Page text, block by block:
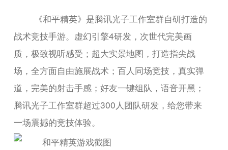
《和平精英》是腾讯光子工作室群自研打造的
战术竞技手游。虚幻引擎4研发，次世代完美画
质，极致视听感受；超大实景地图，打造指尖战
场，全方面自由施展战术；百人同场竞技，真实弹
道，完美的射击手感；好友一键组队，语音开黑；
腾讯光子工作室群超过300人团队研发，给您带来
一场震撼的竞技体验。